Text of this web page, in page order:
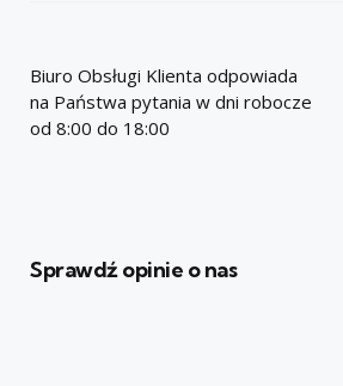
Biuro Obsługi Klienta odpowiada
na Państwa pytania w dni robocze
od 8:00 do 18:00
Sprawdź opinie o nas